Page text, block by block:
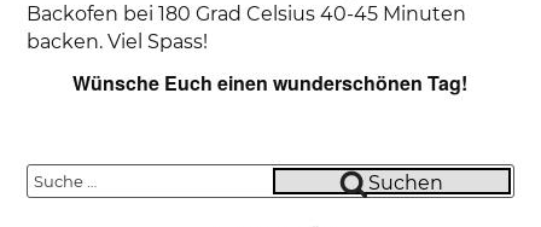
Backofen bei 180 Grad Celsius 40-45 Minuten
backen. Viel Spass!
Wünsche Euch einen wunderschönen Tag!
Suche
nach:
Suchen